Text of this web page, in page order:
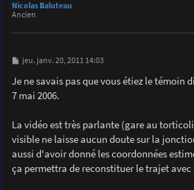
Nicolas Baluteau
Ancien
M
s
s
a
jeu. janv. 20, 2011 14:03
Je ne savais pas que vous étiez le témoin
7 mai 2006.
La vidéo est très parlante (gare au
visible ne laisse aucun doute sur la
aussi d'avoir donné les coordonnées
ça permettra de reconstituer le trajet